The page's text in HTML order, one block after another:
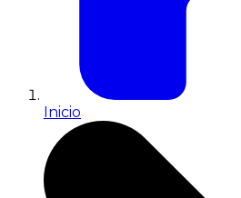
Inicio